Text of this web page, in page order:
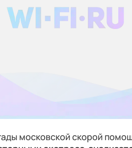
московской скорой